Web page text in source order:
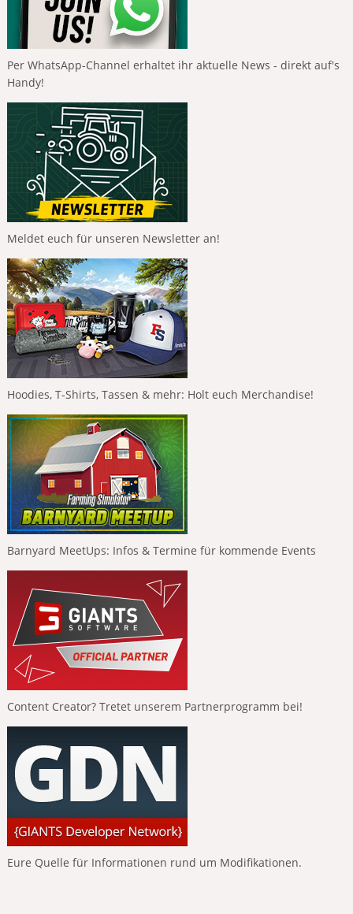
Per WhatsApp-Channel erhaltet ihr aktuelle News - direkt auf's
Handy!
Meldet euch für unseren Newsletter an!
Hoodies, T-Shirts, Tassen & mehr: Holt euch Merchandise!
Barnyard MeetUps: Infos & Termine für kommende Events
Content Creator? Tretet unserem Partnerprogramm bei!
Eure Quelle für Informationen rund um Modifikationen.